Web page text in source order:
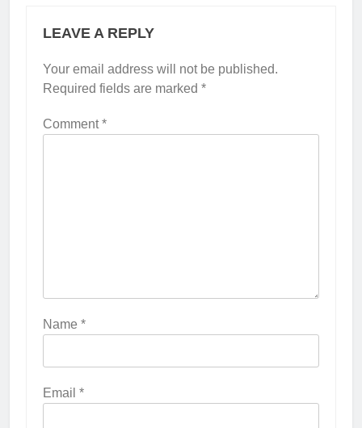
LEAVE A REPLY
Your email address will not be published.
Required fields are marked *
Comment*
Name *
Email *